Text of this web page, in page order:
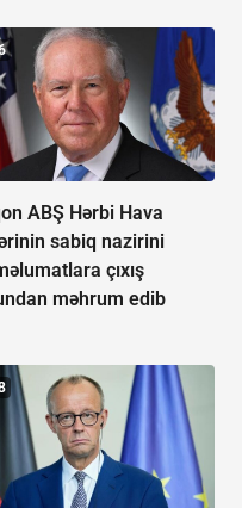
ABŞ Hərbi Hava
sabiq nazirini
çıxış
məhrum edib